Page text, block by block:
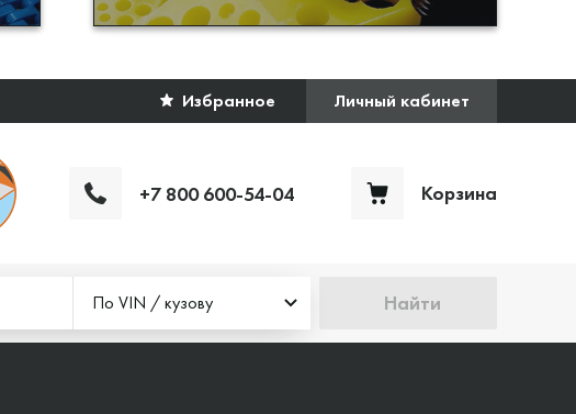
Избранное Личный кабинет
+7 800 600-54-04 Корзина
По VIN / кузову Найти